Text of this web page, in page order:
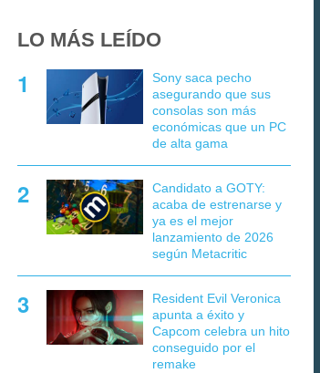
LO MÁS LEÍDO
Sony saca pecho
asegurando que sus
consolas son más
económicas que un PC
de alta gama
Candidato a GOTY:
acaba de estrenarse y
ya es el mejor
lanzamiento de 2026
según Metacritic
Resident Evil Veronica
apunta a éxito y
Capcom celebra un hito
conseguido por el
remake